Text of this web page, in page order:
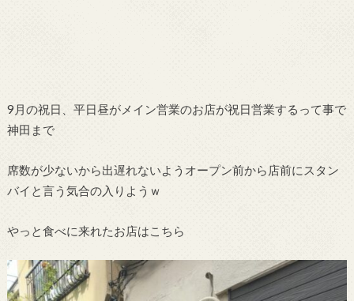
9月の祝日、平日昼がメイン営業のお店が祝日営業するって事で
神田まで
席数が少ないから出遅れないようオープン前から店前にスタン
バイと言う気合の入りようｗ
やっと食べに来れたお店はこちら